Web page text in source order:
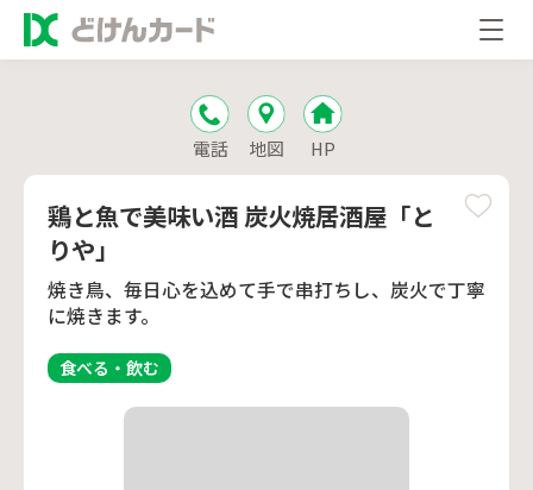
電話 地図 HP
鶏と魚で美味い酒 炭火焼居酒屋「と
りや」
焼き鳥、毎日心を込めて手で串打ちし、炭火で丁寧
に焼きます。
食べる・飲む